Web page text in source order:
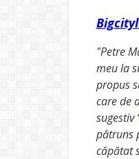
"Petre
meu la
propus
care de
sugestiv
pătruns
căpătat